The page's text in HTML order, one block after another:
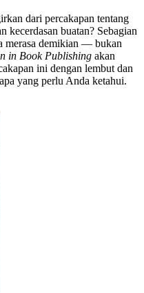
dari percakapan tentang
kecerdasan buatan? Sebagian
merasa demikian — bukan
in Book Publishing akan
ini dengan lembut dan
yang perlu Anda ketahui.